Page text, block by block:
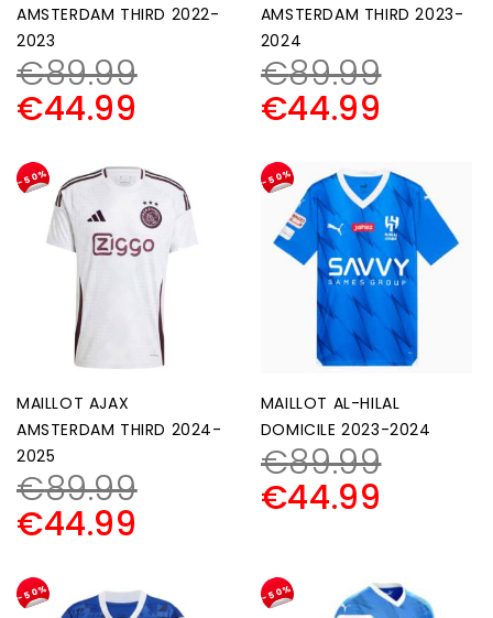
AMSTERDAM THIRD 2022-
2023
€89.99
€44.99
AMSTERDAM THIRD 2023-
2024
€89.99
€44.99
-50%
MAILLOT AJAX
AMSTERDAM THIRD 2024-
2025
€89.99
€44.99
-50%
MAILLOT AL-HILAL
DOMICILE 2023-2024
€89.99
€44.99
-50% -50%